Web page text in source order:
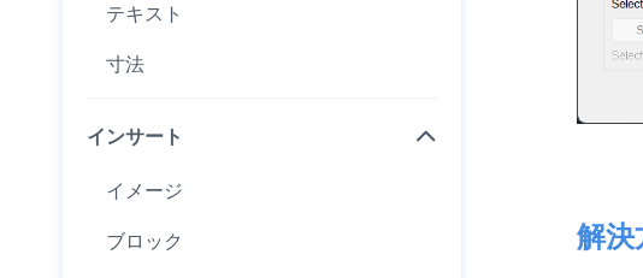
テキスト
寸法
インサート
イメージ
ブロック 解決